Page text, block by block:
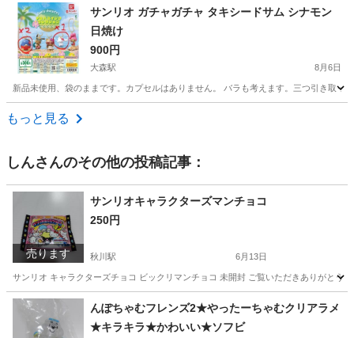
東京 中央区 築地市場駅 おもちゃ パペット
サンリオ ガチャガチャ タキシードサム シナモン
日焼け
900円
大森駅 8月6日
新品未使用、袋のままです。カプセルはありません。 バラも考えます。三つ引き取
東京 大田区
もっと見る
しんさんのその他の投稿記事：
売ります
サンリオキャラクターズマンチョコ
250円
秋川駅 6月13日
サンリオ キャラクターズチョコ ビックリマンチョコ 未開封 ご覧いただきありがとう
東京 青梅市 秋川駅
んぽちゃむフレンズ2★やったーちゃむクリアラメ
★キラキラ★かわいい★ソフビ